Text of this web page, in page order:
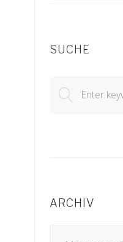
SUCHE
for:
ARCHIV